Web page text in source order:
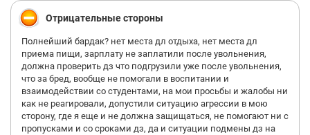
Отрицательные стороны
Полнейший бардак? нет места дл отдыха, нет места дл
приема пищи, зарплату не заплатили после увольнения,
должна проверить дз что подгрузили уже после увольнения,
что за бред, вообще не помогали в воспитании и
взаимодействии со студентами, на мои просьбы и жалобы ни
как не реагировали, допустили ситуацию агрессии в мою
сторону, где я еще и не должна защищаться, не помогают ни с
пропусками и со сроками дз, да и ситуации подмены дз на